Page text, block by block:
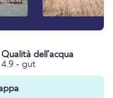
Qualità dell'acqua
4.9 - gut